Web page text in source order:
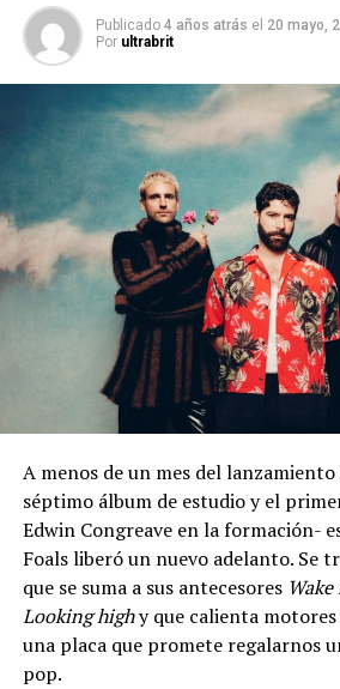
Publicado 4 años atrás el 20 mayo,
Por ultrabrit
A menos de un mes del lanzamiento
séptimo álbum de estudio y el
Edwin Congreave en la formación-
Foals liberó un nuevo adelanto. Se
que se suma a sus antecesores
Looking highy que calienta
una placa que promete regalarnos
pop.